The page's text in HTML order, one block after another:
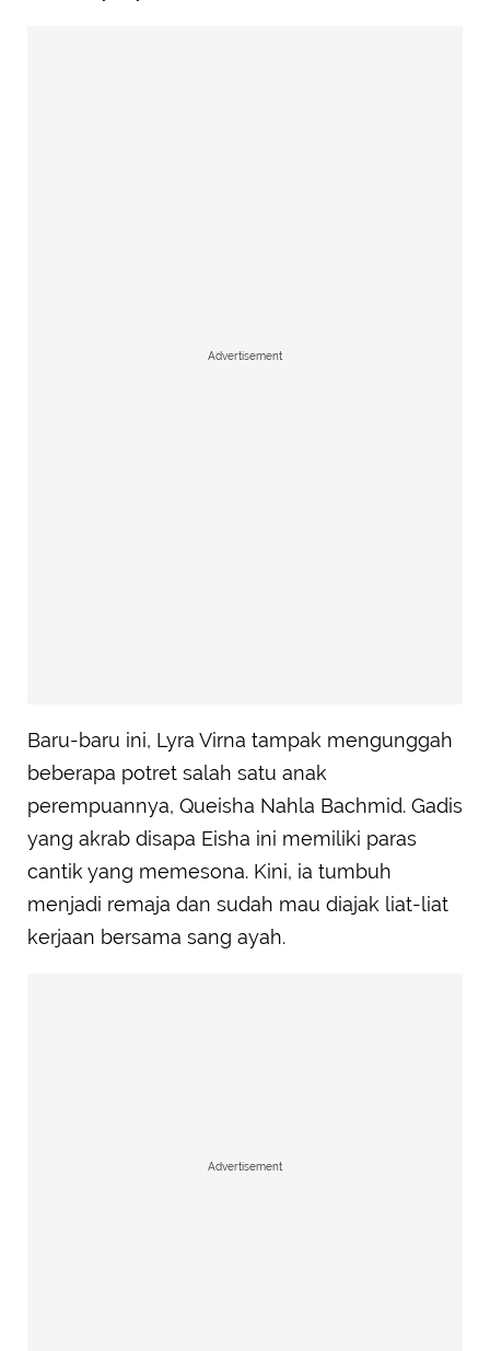
Advertisement
Baru-baru ini, Lyra Virna tampak mengunggah
beberapa potret salah satu anak
perempuannya, Queisha Nahla Bachmid. Gadis
yang akrab disapa Eisha ini memiliki paras
cantik yang memesona. Kini, ia tumbuh
menjadi remaja dan sudah mau diajak liat-liat
kerjaan bersama sang ayah.
Advertisement